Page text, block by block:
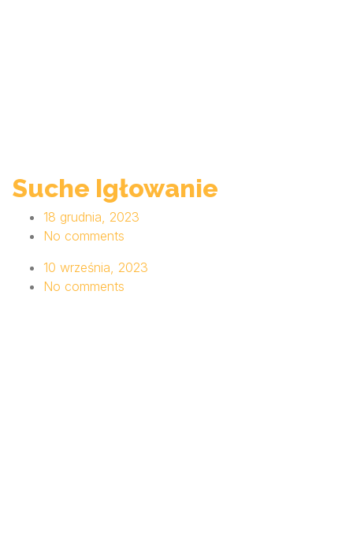
Suche Igłowanie
18 grudnia, 2023
No comments
10 września, 2023
No comments